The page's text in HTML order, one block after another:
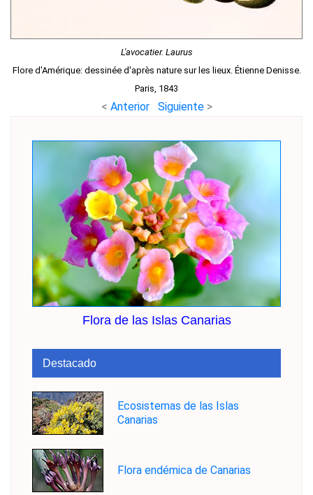
L'avocatier. Laurus
Flore d'Amérique: dessinée d'après nature sur les lieux. Étienne Denisse.
Paris, 1843
< Anterior Siguiente >
Flora de las Islas Canarias
Destacado
Ecosistemas de las Islas
Canarias
Flora endémica de Canarias